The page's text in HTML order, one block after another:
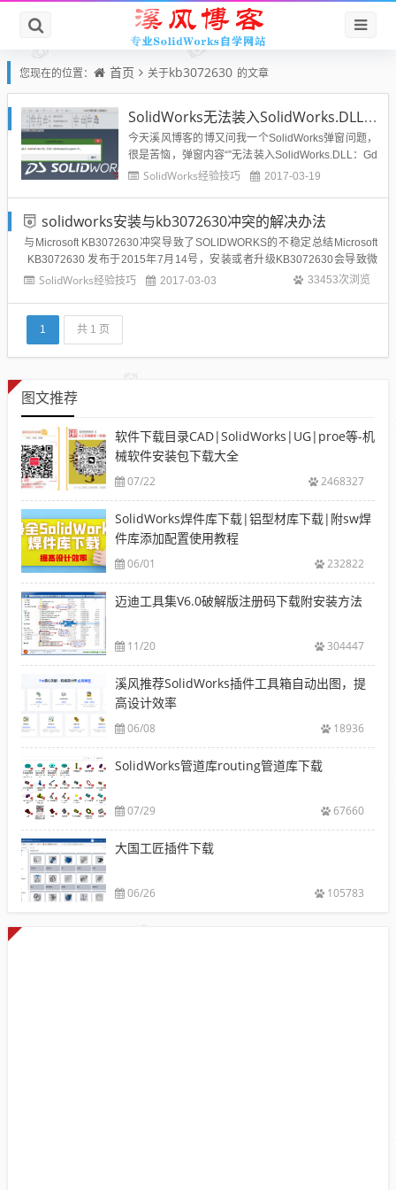
您现在的位置： 首页 关于kb3072630 的文章
SolidWorks无法装入SolidWorks.DLL：GdtAnalysisSupport.dll怎么解决？
今天溪风博客的博又问我一个SolidWorks弹窗问题，
很是苦恼，弹窗内容“”无法装入SolidWorks.DLL：Gd
tAnalysisSupport.dll“”如下图所示：打开solidworks装
SolidWorks经验技巧 2017-03-19
solidworks安装与kb3072630冲突的解决办法
与Microsoft KB3072630冲突导致了SOLIDWORKS的不稳定总结Microsoft
KB3072630 发布于2015年7月14号，安装或者升级KB3072630会导致微
软与SOLIDWORKS冲突，最终引起SOLIDWORKS的不稳定。微软的更新
SolidWorks经验技巧 2017-03-03 33453次浏览
1 共 1 页
图文推荐
软件下载目录CAD|SolidWorks|UG|proe等-机
械软件安装包下载大全
07/22 2468327
SolidWorks焊件库下载|铝型材库下载|附sw焊
件库添加配置使用教程
06/01 232822
迈迪工具集V6.0破解版注册码下载附安装方法
11/20 304447
溪风推荐SolidWorks插件工具箱自动出图，提
高设计效率
06/08 18936
SolidWorks管道库routing管道库下载
07/29 67660
大国工匠插件下载
06/26 105783